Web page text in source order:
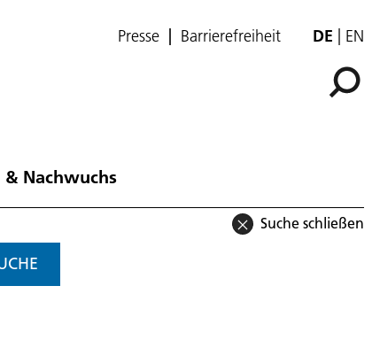
Presse Barrierefreiheit DE EN
Nachwuchs
Suche schließen